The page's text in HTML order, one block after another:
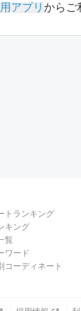
アプリ からご
トランキング
キング
覧
ワード
コーディネート